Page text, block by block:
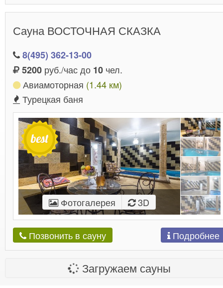
Сауна ВОСТОЧНАЯ СКАЗКА
8(495) 362-13-00
5200 руб./час до 10 чел.
Авиамоторная (1.44 км)
Турецкая баня
Фотогалерея 3D
Позвонить в сауну Подробнее
Загружаем сауны